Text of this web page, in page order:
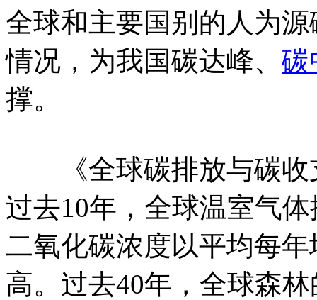
全球和主要国别的人为
情况，为我国碳达峰、 碳
撑。
《全球碳排放与碳收
过去10年，全球温室气
二氧化碳浓度以平均每
高。过去40年，全球森